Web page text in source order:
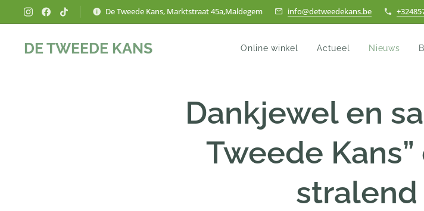
De Tweede Kans, Marktstraat 45a,Maldegem info@detweedekans.be
DE TWEEDE KANS Online winkel Actueel Nieuws
Dankjewel en
Tweede
stralend